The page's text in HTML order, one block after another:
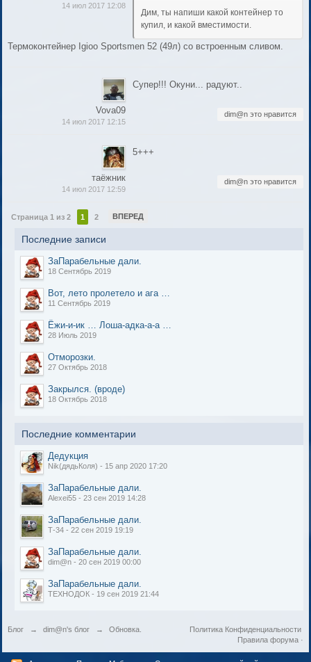
14 июл 2017 12:08
Дим, ты напиши какой контейнер то
купил, и какой вместимости.
Термоконтейнер Igioo Sportsmen 52 (49л) со встроенным сливом.
Vova09
14 июл 2017 12:15
Супер!!! Окуни... радуют..
dim@n это нравится
таёжник
14 июл 2017 12:59
5+++
dim@n это нравится
Страница 1 из 2 1 2 ВПЕРЕД
Последние записи
ЗаПарабельные дали.
18 Сентябрь 2019
Вот, лето пролетело и ага …
11 Сентябрь 2019
Ёжи-и-ик … Лоша-адка-а-а …
28 Июль 2019
Отморозки.
27 Октябрь 2018
Закрылся. (вроде)
18 Октябрь 2018
Последние комментарии
Дедукция
Nik(дядьКоля) - 15 апр 2020 17:20
ЗаПарабельные дали.
Alexei55 - 23 сен 2019 14:28
ЗаПарабельные дали.
Т-34 - 22 сен 2019 19:19
ЗаПарабельные дали.
dim@n - 20 сен 2019 00:00
ЗаПарабельные дали.
ТЕХНОДОК - 19 сен 2019 21:44
Блог → dim@n's блог → Обновка.
Политика Конфиденциальности
Правила форума·